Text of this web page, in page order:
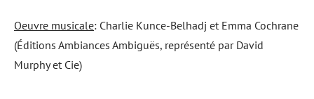
Oeuvre musicale: Charlie Kunce-Belhadj et Emma Cochrane
(Éditions Ambiances Ambiguës, représenté par David
Murphy et Cie)